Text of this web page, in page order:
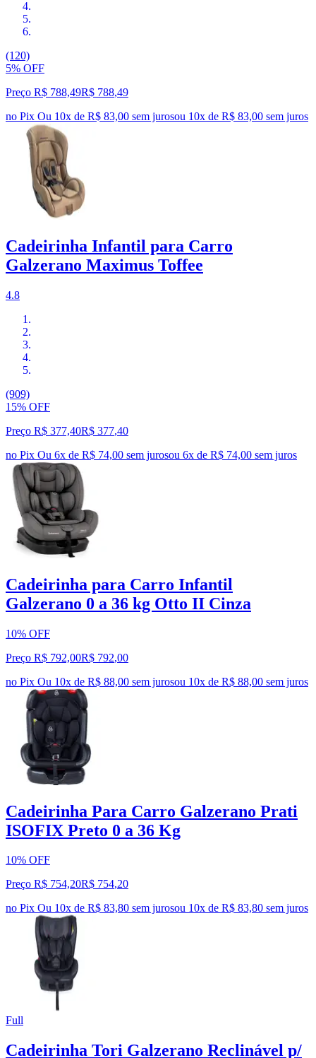
(120)
5% OFF
Preço R$ 788,49R$ 788,49
no Pix Ou 10x de R$ 83,00 sem jurosou 10x de R$ 83,00 sem juros
Cadeirinha Infantil para Carro
Galzerano Maximus Toffee
4.8
(909)
15% OFF
Preço R$ 377,40R$ 377,40
no Pix Ou 6x de R$ 74,00 sem jurosou 6x de R$ 74,00 sem juros
Cadeirinha para Carro Infantil
Galzerano 0 a 36 kg Otto II Cinza
10% OFF
Preço R$ 792,00R$ 792,00
no Pix Ou 10x de R$ 88,00 sem jurosou 10x de R$ 88,00 sem juros
Cadeirinha Para Carro Galzerano Prati
ISOFIX Preto 0 a 36 Kg
10% OFF
Preço R$ 754,20R$ 754,20
no Pix Ou 10x de R$ 83,80 sem jurosou 10x de R$ 83,80 sem juros
Full
Cadeirinha Tori Galzerano Reclinável p/